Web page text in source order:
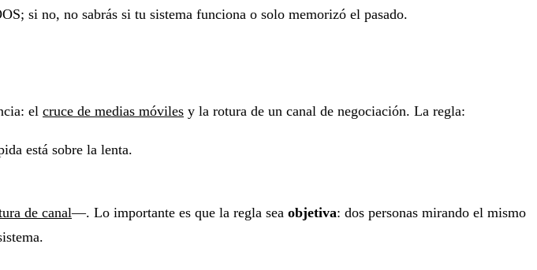
si no, no sabrás si tu sistema funciona o solo memorizó el pasado.
el cruce de medias móviles y la rotura de un canal de negociación. La regla:
está sobre la lenta.
de canal—. Lo importante es que la regla sea objetiva: dos personas mirando el mismo